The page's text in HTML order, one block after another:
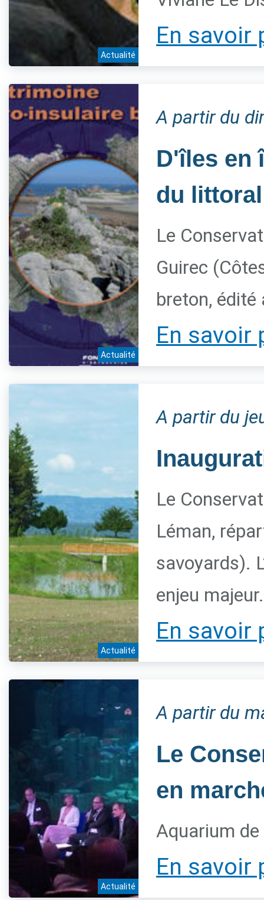
Actualité
En savoir
Actualité
A partir du
D'îles en
du
Le
Guirec
breton, édité
En savoir
Actualité
A partir du
Le
Léman,
savoyards).
enjeu majeur.
En savoir
Actualité
A partir du
Le
en
Aquarium
En savoir